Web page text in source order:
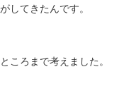
してきたんです。
ころまで考えました。